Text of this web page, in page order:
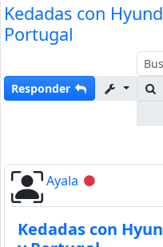
Kedadas con
Portugal
Responder
Ayala Desconectado
Kedadas con